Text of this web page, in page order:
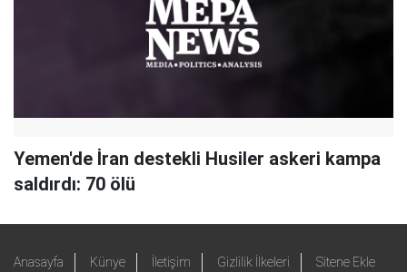
Yemen'de İran destekli Husiler askeri kampa
saldırdı: 70 ölü
Anasayfa Künye İletişim Gizlilik İlkeleri Sitene Ekle